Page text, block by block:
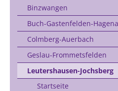
Binzwangen
Buch-Gastenfelden-
Colmberg-Auerbach
Geslau-Frommetsfelden
Leutershausen-Jochsberg
Startseite